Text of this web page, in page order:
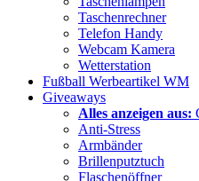
Taschenrechner
Telefon Handy
Webcam Kamera
Wetterstation
Fußball Werbeartikel WM
Giveaways
Alles anzeigen aus:
Anti-Stress
Armbänder
Brillenputztuch
Flaschenöffner